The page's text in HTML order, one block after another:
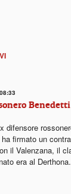
difensore
firmato un
il Valenzana, il
era al Derthona.